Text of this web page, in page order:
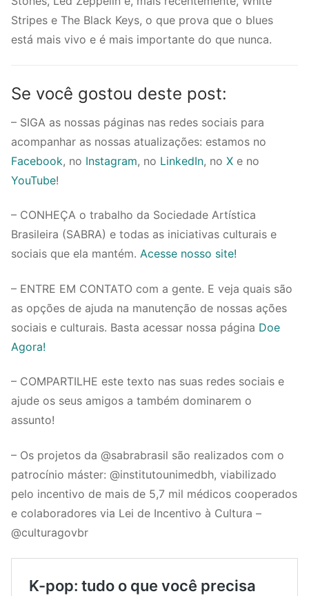
Stripes e The Black Keys, o que prova que o blues
está mais vivo e é mais importante do que nunca.
Se você gostou deste post:
– SIGA as nossas páginas nas redes sociais para
acompanhar as nossas atualizações: estamos no
Facebook, no Instagram, no LinkedIn, no X e no
YouTube!
– CONHEÇA o trabalho da Sociedade Artística
Brasileira (SABRA) e todas as iniciativas culturais e
sociais que ela mantém. Acesse nosso site!
– ENTRE EM CONTATO com a gente. E veja quais são
as opções de ajuda na manutenção de nossas ações
sociais e culturais. Basta acessar nossa página Doe
Agora!
– COMPARTILHE este texto nas suas redes sociais e
ajude os seus amigos a também dominarem o
assunto!
– Os projetos da @sabrabrasil são realizados com o
patrocínio máster: @institutounimedbh, viabilizado
pelo incentivo de mais de 5,7 mil médicos cooperados
e colaboradores via Lei de Incentivo à Cultura –
@culturagovbr